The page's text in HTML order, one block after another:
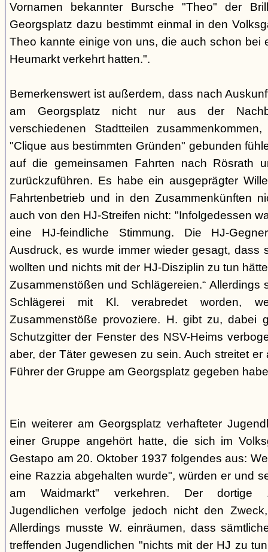
Vornamen bekannter Bursche "Theo" der
Georgsplatz dazu bestimmt einmal in den
Theo kannte einige von uns, die auch schon bei
Heumarkt verkehrt hatten.".
Bemerkenswert ist außerdem, dass nach
am Georgsplatz nicht nur aus der
verschiedenen Stadtteilen
"Clique aus bestimmten Gründen" gebunden
auf die gemeinsamen Fahrten nach Rösrath
zurückzuführen. Es habe ein ausgeprägter
Fahrtenbetrieb und in den Zusammenkünften
auch von den HJ-Streifen nicht: "Infolgedessen
eine HJ-feindliche Stimmung. Die HJ-
Ausdruck, es wurde immer wieder gesagt, dass
wollten und nichts mit der HJ-Disziplin zu tun
Zusammenstößen und Schlägereien.“ Allerdings
Schlägerei mit Kl. verabredet worden,
Zusammenstöße provoziere. H. gibt zu, dabei
Schutzgitter der Fenster des NSV-Heims
aber, der Täter gewesen zu sein. Auch streitet
Führer der Gruppe am Georgsplatz gegeben
Ein weiterer am Georgsplatz verhafteter
einer Gruppe angehört hatte, die sich im
Gestapo am 20. Oktober 1937 folgendes aus:
eine Razzia abgehalten wurde", würden er und
am Waidmarkt" verkehren. Der dortige
Jugendlichen verfolge jedoch nicht den
Allerdings musste W. einräumen, dass
treffenden Jugendlichen "nichts mit der HJ zu